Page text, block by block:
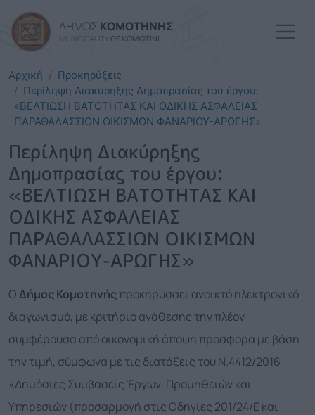
ΔΗΜΟΣ ΚΟΜΟΤΗΝΗΣ
MUNICIPALITY OF KOMOTINI
Αρχική
Προκηρύξεις
Περίληψη Διακύρηξης Δημοπρασίας του έργου:
«ΒΕΛΤΙΩΣΗ ΒΑΤΟΤΗΤΑΣ ΚΑΙ ΟΔΙΚΗΣ ΑΣΦΑΛΕΙΑΣ
ΠΑΡΑΘΑΛΑΣΣΙΩΝ ΟΙΚΙΣΜΩΝ ΦΑΝΑΡΙΟΥ-ΑΡΩΓΗΣ»
Περίληψη Διακύρηξης
Δημοπρασίας του έργου:
«ΒΕΛΤΙΩΣΗ ΒΑΤΟΤΗΤΑΣ ΚΑΙ
ΟΔΙΚΗΣ ΑΣΦΑΛΕΙΑΣ
ΠΑΡΑΘΑΛΑΣΣΙΩΝ ΟΙΚΙΣΜΩΝ
ΦΑΝΑΡΙΟΥ-ΑΡΩΓΗΣ»
ΟΔήμος Κομοτηνήςπροκηρύσσει ανοικτό ηλεκτρονικό
διαγωνισμό, με κριτήριο ανάθεσης την πλέον
συμφέρουσα από οικονομική άποψη προσφορά με βάση
την τιμή, σύμφωνα με τις διατάξεις του Ν.4412/2016
«Δημόσιες Συμβάσεις Έργων, Προμηθειών και
Υπηρεσιών (προσαρμογή στις Οδηγίες 201/24/Ε και